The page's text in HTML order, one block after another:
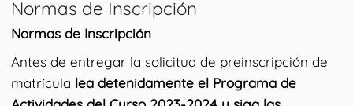
Normas de Inscripción
Normas de Inscripción
Antes de entregar la solicitud de preinscripción de
matrícula lea detenidamente el Programa de